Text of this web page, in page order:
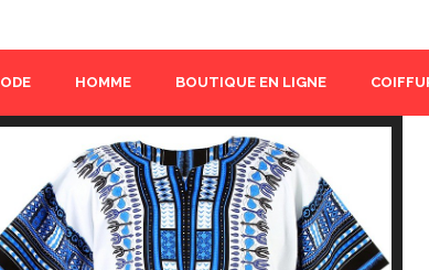
HOMME BOUTIQUE EN LIGNE